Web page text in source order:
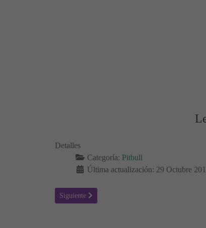
Detalles
Categoría: Pitbull
Última actualización: 29 Octubre
Artículo siguiente: DJ got us fallin' in love - Usher
Siguiente